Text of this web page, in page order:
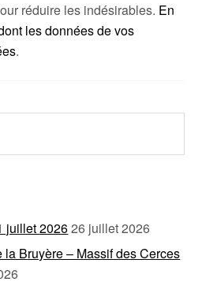
réduire les indésirables. En
les données de vos
.
juillet 202626 juillet 2026
la Bruyère – Massif des Cerces